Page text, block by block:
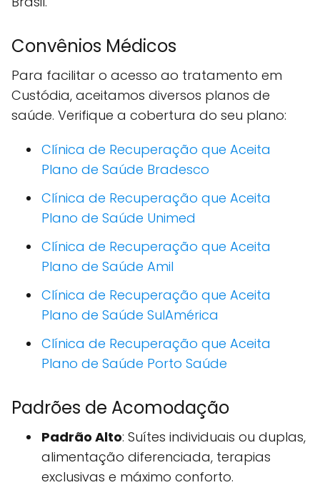
Convênios Médicos
Para facilitar o acesso ao tratamento em
Custódia, aceitamos diversos planos de
saúde. Verifique a cobertura do seu plano:
Clínica de Recuperação que Aceita
Plano de Saúde Bradesco
Clínica de Recuperação que Aceita
Plano de Saúde Unimed
Clínica de Recuperação que Aceita
Plano de Saúde Amil
Clínica de Recuperação que Aceita
Plano de Saúde SulAmérica
Clínica de Recuperação que Aceita
Plano de Saúde Porto Saúde
Padrões de Acomodação
Padrão Alto: Suítes individuais ou duplas,
alimentação diferenciada, terapias
exclusivas e máximo conforto.